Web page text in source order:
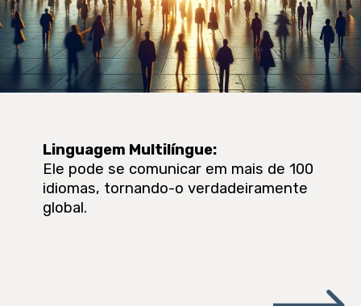
Linguagem Multilíngue:
Ele pode se comunicar em mais de 100
idiomas, tornando-o verdadeiramente
global.